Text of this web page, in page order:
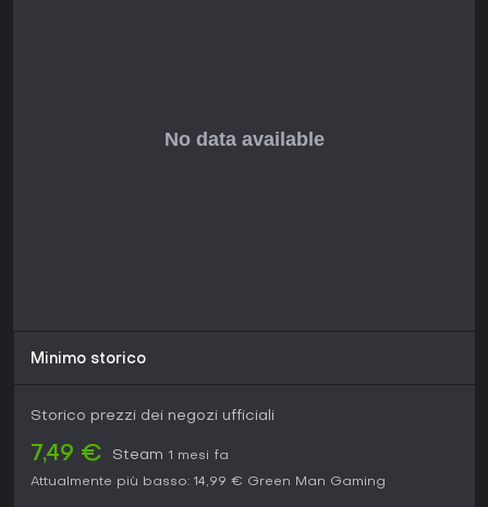
Forts conquista chi ama gli strategici con un twist fisico,
modalità e contenuti personalizzati.
Minimo storico
Storico prezzi dei negozi ufficiali
7,49 € Steam 1 mesi fa
Attualmente più basso: 14,99 € Green Man Gaming